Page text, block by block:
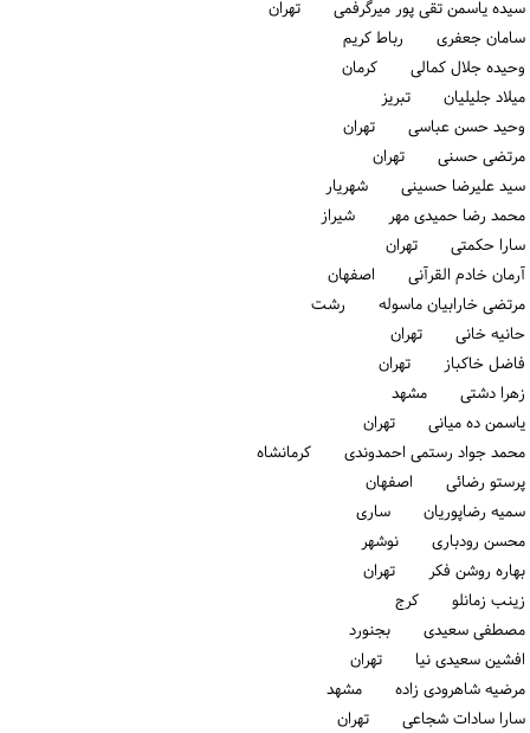
سیده یاسمن تقی پور میرگرفمی تهران
سامان جعفری رباط كریم
وحیده جلال کمالی كرمان
میلاد جلیلیان تبریز
وحید حسن عباسی تهران
مرتضی حسنی تهران
سید علیرضا حسینی شهریار
محمد رضا حمیدی مهر شیراز
سارا حکمتی تهران
آرمان خادم القرآنی اصفهان
مرتضی خارابیان ماسوله رشت
حانیه خانی تهران
فاضل خاکباز تهران
زهرا دشتی مشهد
یاسمن ده میانی تهران
محمد جواد رستمی احمدوندی كرمانشاه
پرستو رضائی اصفهان
سمیه رضاپوریان ساری
محسن رودباری نوشهر
بهاره روشن فکر تهران
زینب زمانلو كرج
مصطفی سعیدی بجنورد
افشین سعیدی نیا تهران
مرضیه شاهرودی زاده مشهد
سارا سادات شجاعی تهران